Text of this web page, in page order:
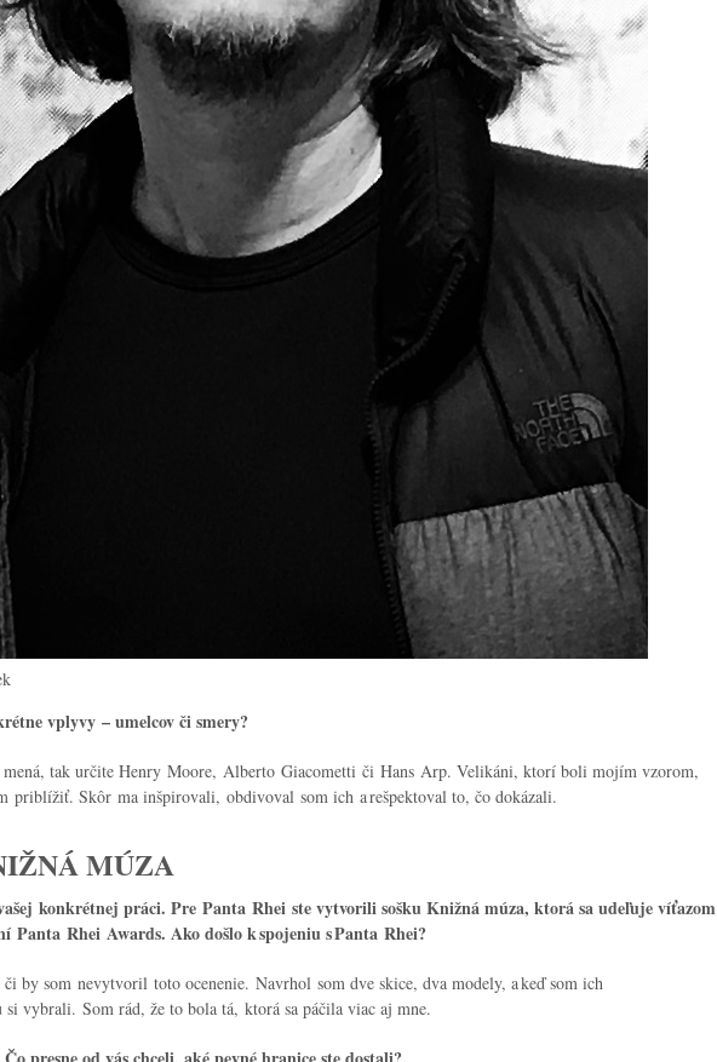
vplyvy – umelcov či smery?
mená, tak určite Henry Moore, Alberto Giacometti či Hans Arp. Velikáni, ktorí boli mojím vzorom,
priblížiť. Skôr ma inšpirovali, obdivoval som ich a rešpektoval to, čo dokázali.
MÚZA
konkrétnej práci. Pre Panta Rhei ste vytvorili sošku Knižná múza, ktorá sa udeľuje víťazom
Panta Rhei Awards. Ako došlo k spojeniu s Panta Rhei?
by som nevytvoril toto ocenenie. Navrhol som dve skice, dva modely, a keď som ich
si vybrali. Som rád, že to bola tá, ktorá sa páčila viac aj mne.